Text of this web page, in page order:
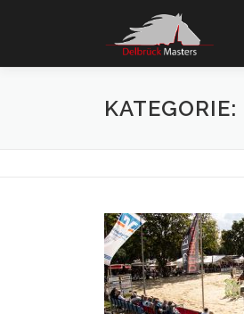
KATEGORIE: